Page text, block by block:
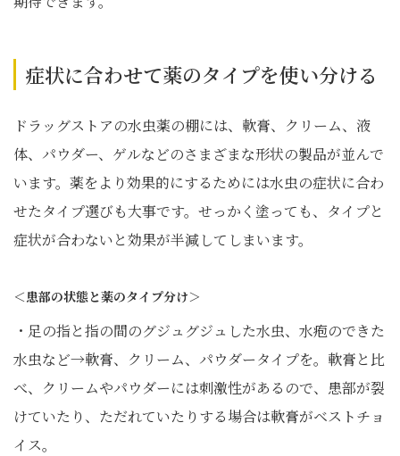
症状に合わせて薬のタイプを使い分ける
ドラッグストアの水虫薬の棚には、軟膏、クリーム、液
体、パウダー、ゲルなどのさまざまな形状の製品が並んで
います。薬をより効果的にするためには水虫の症状に合わ
せたタイプ選びも大事です。せっかく塗っても、タイプと
症状が合わないと効果が半減してしまいます。
＜患部の状態と薬のタイプ分け＞
・足の指と指の間のグジュグジュした水虫、水疱のできた
水虫など→軟膏、クリーム、パウダータイプを。軟膏と比
べ、クリームやパウダーには刺激性があるので、患部が裂
けていたり、ただれていたりする場合は軟膏がベストチョ
イス。